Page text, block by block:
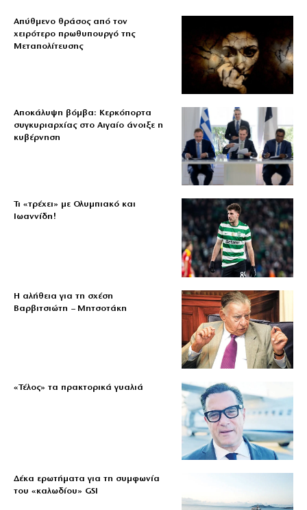
Απύθμενο θράσος από τον
χειρότερο πρωθυπουργό της
Μεταπολίτευσης
Αποκάλυψη βόμβα: Κερκόπορτα
συγκυριαρχίας στο Αιγαίο άνοιξε η
κυβέρνηση
Τι «τρέχει» με Ολυμπιακό και
Ιωαννίδη!
Η αλήθεια για τη σχέση
Βαρβιτσιώτη – Μητσοτάκη
«Τέλος» τα πρακτορικά γυαλιά
Δέκα ερωτήματα για τη συμφωνία
του «καλωδίου» GSI